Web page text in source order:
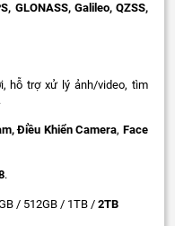
GLONASS, Galileo, QZSS,
hỗ trợ xử lý ảnh/video, tìm
Điều Khiển Camera,Face
.
/ 512GB / 1TB / 2TB